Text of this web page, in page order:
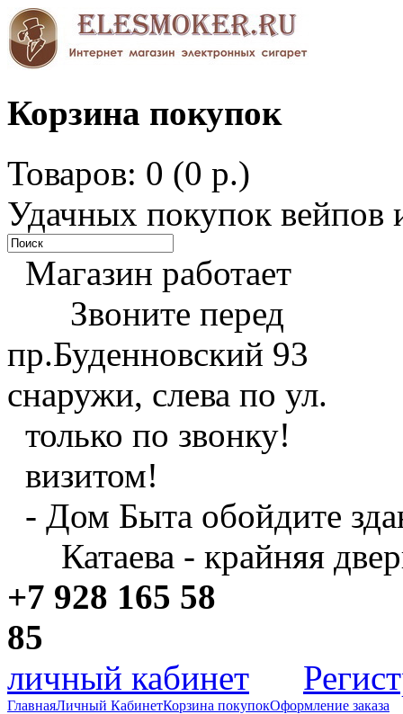
Корзина покупок
Товаров: 0 (0 р.)
Удачных покупок вейпов
Магазин работает
Звоните перед
пр.Буденновский 93
снаружи, слева по ул.
только по звонку!
визитом!
- Дом Быта обойдите
Катаева - крайняя
+7 928 165 58
личный кабинет
ГлавнаяЛичный КабинетКорзина покупокОформление заказа